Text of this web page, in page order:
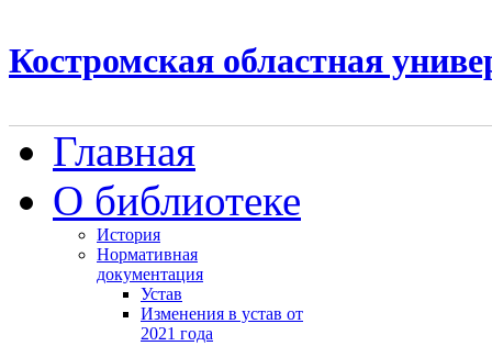
Костромская областная
Главная
О библиотеке
История
Нормативная
документация
Устав
Изменения в устав от
2021 года